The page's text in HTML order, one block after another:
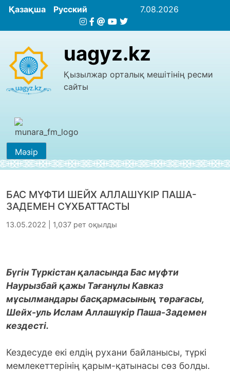
Қазақша Русский 7.08.2026
uagyz.kz
Қызылжар орталық мешітінің ресми
сайты
Мәзір
БАС МҮФТИ ШЕЙХ АЛЛАШҮКІР ПАША-
ЗАДЕМЕН СҰХБАТТАСТЫ
13.05.2022 | 1,037 рет оқылды
Бүгін Түркістан қаласында Бас мүфти
Наурызбай қажы Тағанұлы Кавказ
мұсылмандары басқармасының төрағасы,
Шейх-уль Ислам Аллашүкір Паша-Задемен
кездесті.
Кездесуде екі елдің рухани байланысы, түркі
мемлекеттерінің қарым-қатынасы сөз болды.